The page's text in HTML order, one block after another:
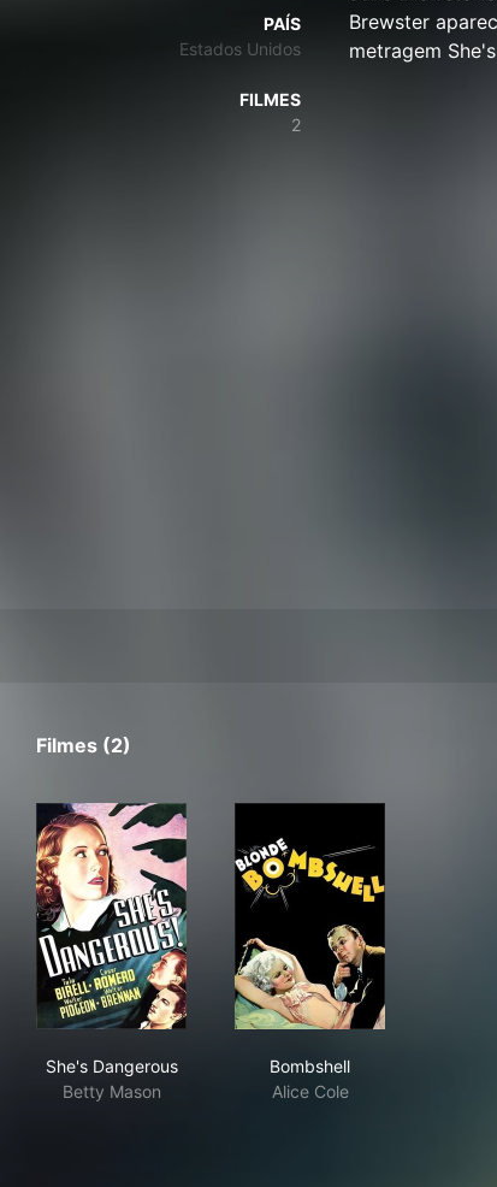
PAÍS
Estados Unidos
FILMES
2
Brewster
metragem
Filmes (2)
She's Dangerous
Betty Mason
Bombshell
Alice Cole